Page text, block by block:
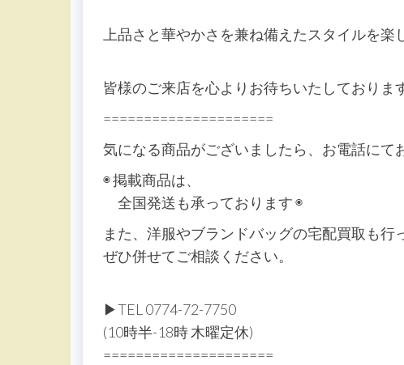
上品さと華やかさを兼ね備えたスタイルを楽
皆様のご来店を心よりお待ちいたしておりま
=====================
気になる商品がございましたら、お電話にて
◉ 掲載商品は、
全国発送も承っております ◉
また、洋服やブランドバッグの宅配買取も行
ぜひ併せてご相談ください。
▶︎TEL 0774-72-7750
(10時半-18時 木曜定休)
=====================